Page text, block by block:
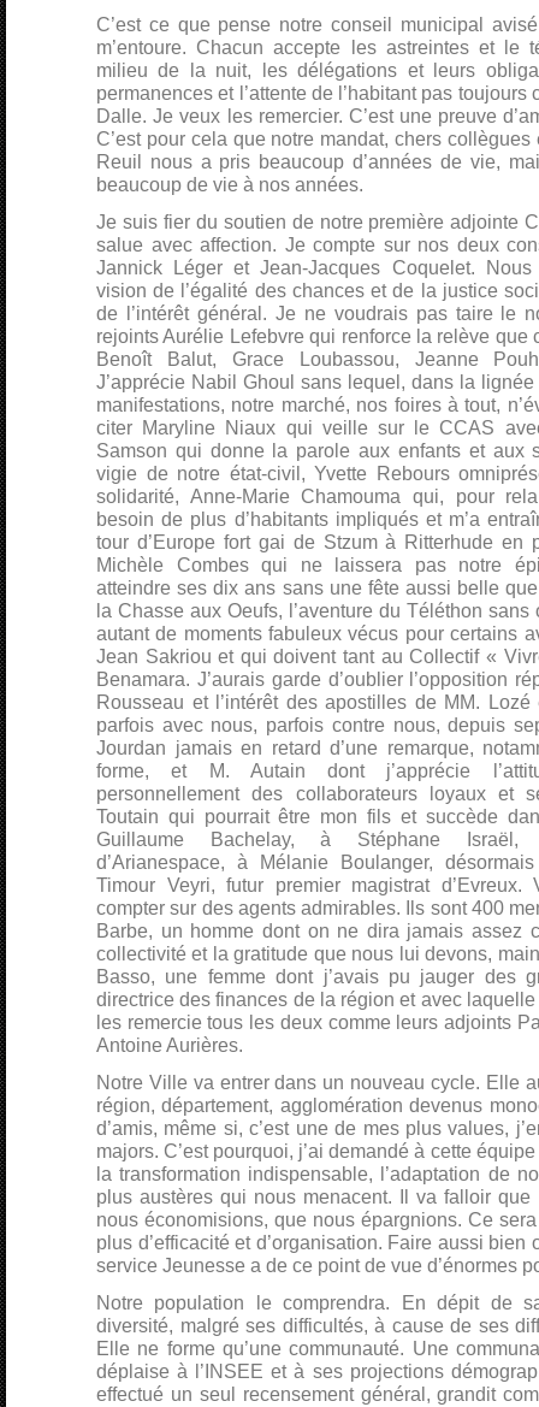
C’est ce que pense notre conseil municipal
m’entoure. Chacun accepte les astreintes et le
milieu de la nuit, les délégations et leurs
permanences et l’attente de l’habitant pas
Dalle. Je veux les remercier. C’est une preuve
C’est pour cela que notre mandat, chers
Reuil nous a pris beaucoup d’années de vie,
beaucoup de vie à nos années.
Je suis fier du soutien de notre première adjointe
salue avec affection. Je compte sur nos deux
Jannick Léger et Jean-Jacques Coquelet.
vision de l’égalité des chances et de la justice
de l’intérêt général. Je ne voudrais pas taire le
rejoints Aurélie Lefebvre qui renforce la relève que
Benoît Balut, Grace Loubassou, Jeanne
J’apprécie Nabil Ghoul sans lequel, dans la
manifestations, notre marché, nos foires à tout,
citer Maryline Niaux qui veille sur le CCAS
Samson qui donne la parole aux enfants et aux
vigie de notre état-civil, Yvette Rebours
solidarité, Anne-Marie Chamouma qui, pour
besoin de plus d’habitants impliqués et m’a
tour d’Europe fort gai de Stzum à Ritterhude en
Michèle Combes qui ne laissera pas notre
atteindre ses dix ans sans une fête aussi belle
la Chasse aux Oeufs, l’aventure du Téléthon
autant de moments fabuleux vécus pour certains
Jean Sakriou et qui doivent tant au Collectif «
Benamara. J’aurais garde d’oublier l’opposition
Rousseau et l’intérêt des apostilles de MM.
parfois avec nous, parfois contre nous, depuis
Jourdan jamais en retard d’une remarque,
forme, et M. Autain dont j’apprécie
personnellement des collaborateurs loyaux et
Toutain qui pourrait être mon fils et succède
Guillaume Bachelay, à Stéphane Israël,
d’Arianespace, à Mélanie Boulanger,
Timour Veyri, futur premier magistrat d’Evreux.
compter sur des agents admirables. Ils sont 400
Barbe, un homme dont on ne dira jamais assez
collectivité et la gratitude que nous lui devons,
Basso, une femme dont j’avais pu jauger des
directrice des finances de la région et avec
les remercie tous les deux comme leurs adjoints
Antoine Aurières.
Notre Ville va entrer dans un nouveau cycle. Elle
région, département, agglomération devenus
d’amis, même si, c’est une de mes plus values,
majors. C’est pourquoi, j’ai demandé à cette
la transformation indispensable, l’adaptation de
plus austères qui nous menacent. Il va falloir
nous économisions, que nous épargnions. Ce
plus d’efficacité et d’organisation. Faire aussi bien
service Jeunesse a de ce point de vue d’énormes
Notre population le comprendra. En dépit de
diversité, malgré ses difficultés, à cause de ses
Elle ne forme qu’une communauté. Une
déplaise à l’INSEE et à ses projections
effectué un seul recensement général, grandit